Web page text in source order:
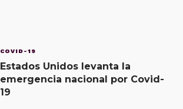
COVID-19
Estados Unidos levanta la
emergencia nacional por Covid-
19